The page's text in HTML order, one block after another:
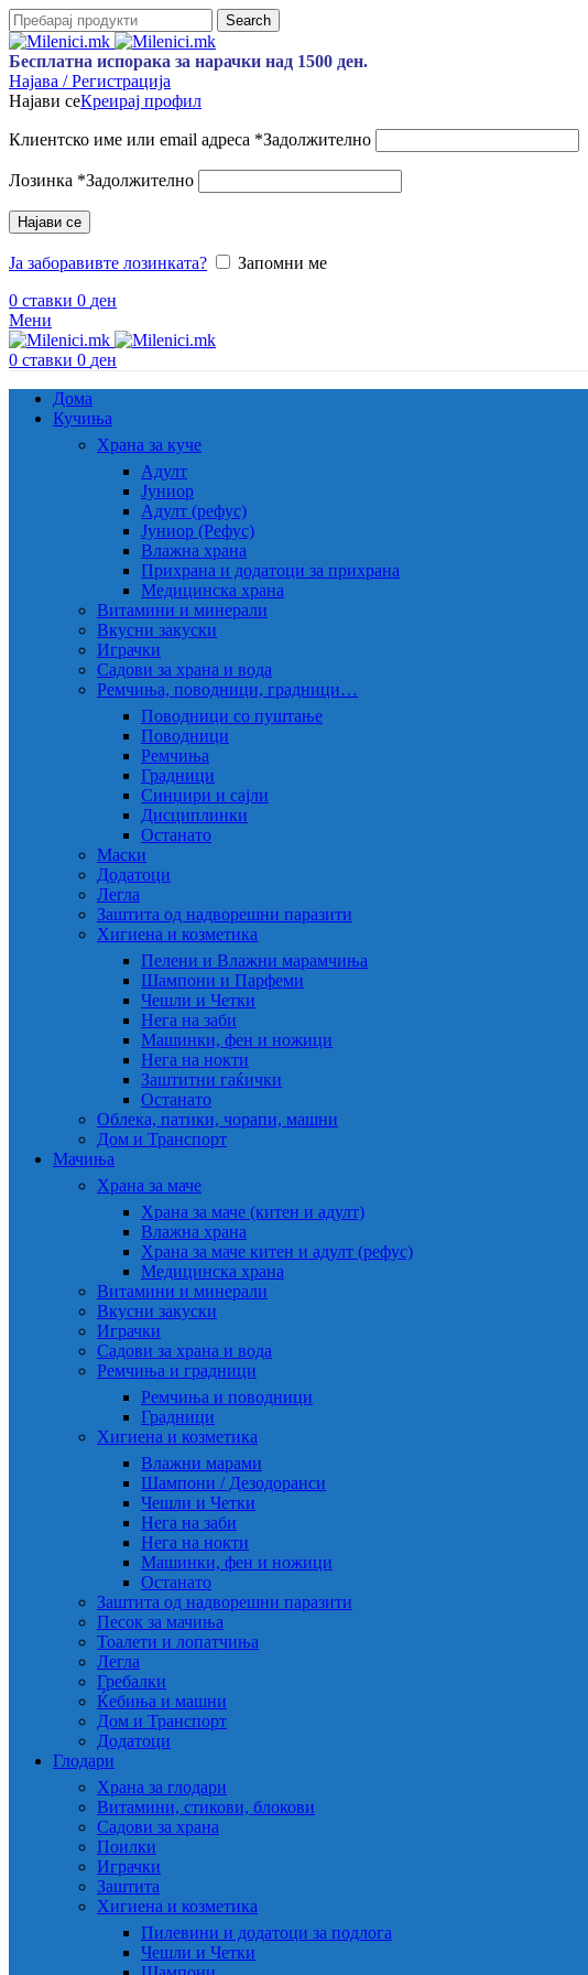
Search
Бесплатна испорака за нарачки над 1500 ден.
Најава / Регистрација
Најави сеКреирај профил
Клиентско име или email адреса *Задолжително
Лозинка *Задолжително
Најави се
Ја заборавивте лозинката?
Запомни ме
0 ставки 0 ден
Мени
0 ставки 0 ден
Дома
Кучиња
Храна за куче
Адулт
Јуниор
Адулт (рефус)
Јуниор (Рефус)
Влажна храна
Прихрана и додатоци за прихрана
Медицинска храна
Витамини и минерали
Вкусни закуски
Играчки
Садови за храна и вода
Ремчиња, поводници, градници…
Поводници со пуштање
Поводници
Ремчиња
Градници
Синџири и сајли
Дисциплинки
Останато
Маски
Додатоци
Легла
Заштита од надворешни паразити
Хигиена и козметика
Пелени и Влажни марамчиња
Шампони и Парфеми
Чешли и Четки
Нега на заби
Машинки, фен и ножици
Нега на нокти
Заштитни гаќички
Останато
Облека, патики, чорапи, машни
Дом и Транспорт
Мачиња
Храна за маче
Храна за маче (китен и адулт)
Влажна храна
Храна за маче китен и адулт (рефус)
Медицинска храна
Витамини и минерали
Вкусни закуски
Играчки
Садови за храна и вода
Ремчиња и градници
Ремчиња и поводници
Градници
Хигиена и козметика
Влажни марами
Шампони / Дезодоранси
Чешли и Четки
Нега на заби
Нега на нокти
Машинки, фен и ножици
Останато
Заштита од надворешни паразити
Песок за мачиња
Тоалети и лопатчиња
Легла
Гребалки
Ќебиња и машни
Дом и Транспорт
Додатоци
Глодари
Храна за глодари
Витамини, стикови, блокови
Садови за храна
Поилки
Играчки
Заштита
Хигиена и козметика
Пилевини и додатоци за подлога
Чешли и Четки